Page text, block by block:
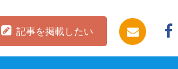
記事を掲載したい